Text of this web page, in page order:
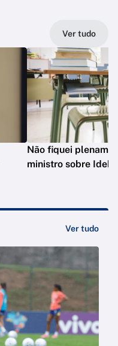
Ver tudo
Não fiquei
ministro sobre Ideb
Ver tudo